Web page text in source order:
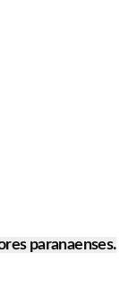
paranaenses.